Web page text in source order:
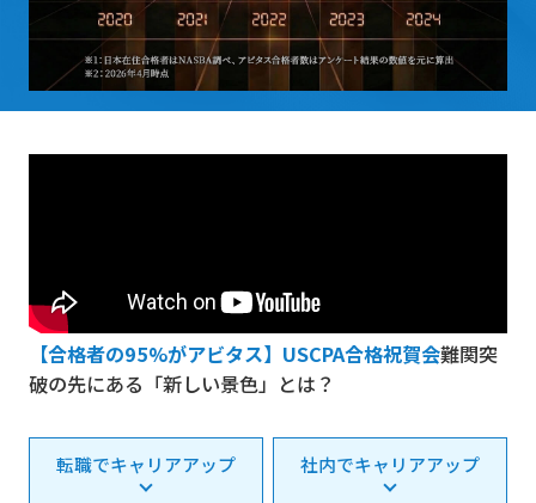
【合格者の95%がアビタス】USCPA合格祝賀会難関突
破の先にある「新しい景色」とは？
転職でキャリアアップ 社内でキャリアアップ